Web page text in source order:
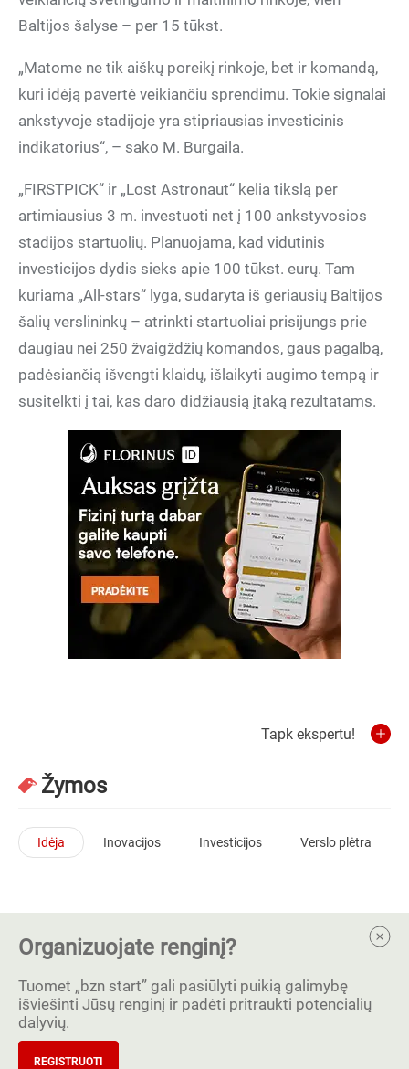
Baltijos šalyse – per 15 tūkst.
„Matome ne tik aiškų poreikį rinkoje, bet ir komandą,
kuri idėją pavertė veikiančiu sprendimu. Tokie signalai
ankstyvoje stadijoje yra stipriausias investicinis
indikatorius“, – sako M. Burgaila.
„FIRSTPICK“ ir „Lost Astronaut“ kelia tikslą per
artimiausius 3 m. investuoti net į 100 ankstyvosios
stadijos startuolių. Planuojama, kad vidutinis
investicijos dydis sieks apie 100 tūkst. eurų. Tam
kuriama „All-stars“ lyga, sudaryta iš geriausių Baltijos
šalių verslininkų – atrinkti startuoliai prisijungs prie
daugiau nei 250 žvaigždžių komandos, gaus pagalbą,
padėsiančią išvengti klaidų, išlaikyti augimo tempą ir
susitelkti į tai, kas daro didžiausią įtaką rezultatams.
Tapk ekspertu!
Žymos
Idėja Inovacijos Investicijos Verslo plėtra
Organizuojate renginį?
Tuomet „bzn start” gali pasiūlyti puikią galimybę
išviešinti Jūsų renginį ir padėti pritraukti potencialių
dalyvių.
REGISTRUOTI